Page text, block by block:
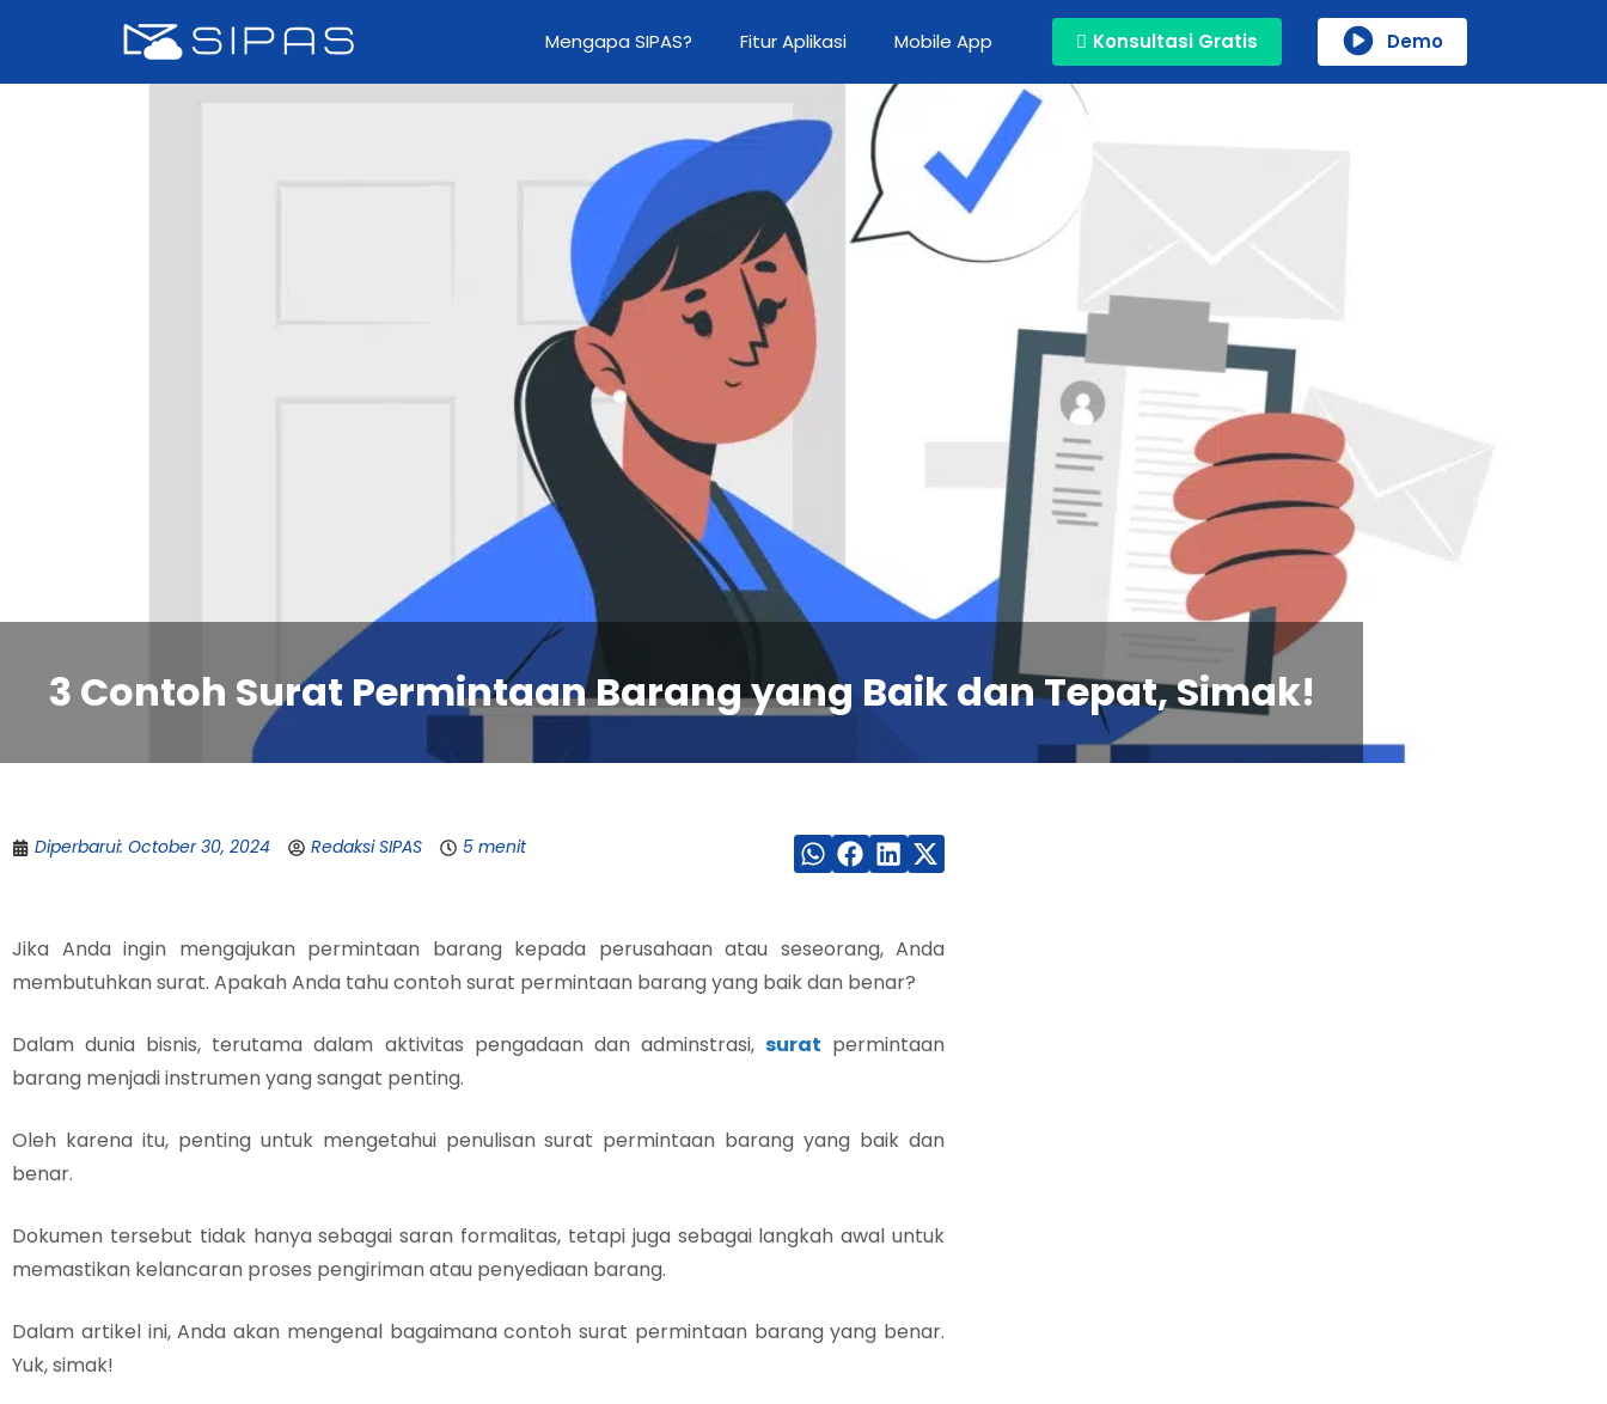
Mengapa SIPAS? Fitur Aplikasi Mobile App Konsultasi Gratis Demo
3 Contoh Surat Permintaan Barang yang Baik dan Tepat, Simak!
Diperbarui: October 30, 2024 Redaksi SIPAS 5 menit
Jika Anda ingin mengajukan permintaan barang kepada perusahaan atau seseorang, Anda
membutuhkan surat. Apakah Anda tahu contoh surat permintaan barang yang baik dan benar?
Dalam dunia bisnis, terutama dalam aktivitas pengadaan dan adminstrasi, surat permintaan
barang menjadi instrumen yang sangat penting.
Oleh karena itu, penting untuk mengetahui penulisan surat permintaan barang yang baik dan
benar.
Dokumen tersebut tidak hanya sebagai saran formalitas, tetapi juga sebagai langkah awal untuk
memastikan kelancaran proses pengiriman atau penyediaan barang.
Dalam artikel ini, Anda akan mengenal bagaimana contoh surat permintaan barang yang benar.
Yuk, simak!